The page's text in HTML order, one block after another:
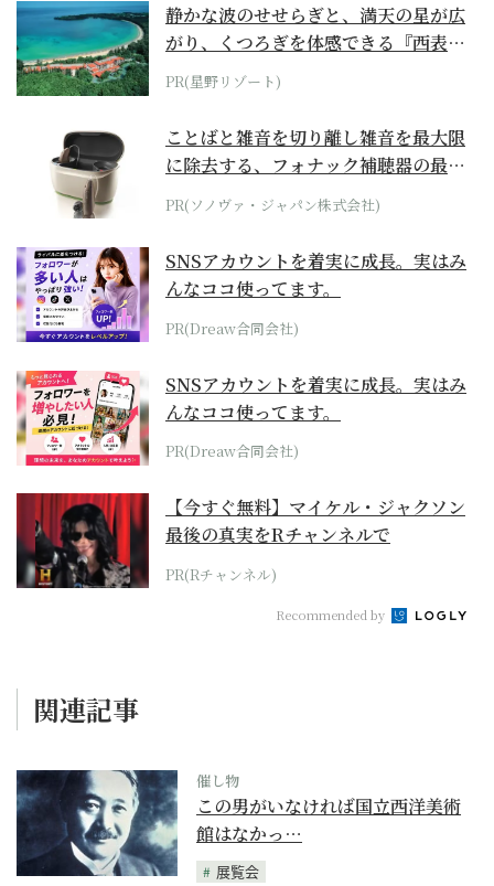
静かな波のせせらぎと、満天の星が広
がり、くつろぎを体感できる『西表島
ホテル by...
PR(星野リゾート)
ことばと雑音を切り離し雑音を最大限
に除去する、フォナック補聴器の最上
位モデル
PR(ソノヴァ・ジャパン株式会社)
SNSアカウントを着実に成長。実はみ
んなココ使ってます。
PR(Dreaw合同会社)
SNSアカウントを着実に成長。実はみ
んなココ使ってます。
PR(Dreaw合同会社)
【今すぐ無料】マイケル・ジャクソン
最後の真実をRチャンネルで
PR(Rチャンネル)
Recommended by
関連記事
催し物
この男がいなければ国立西洋美術
館はなかっ…
展覧会